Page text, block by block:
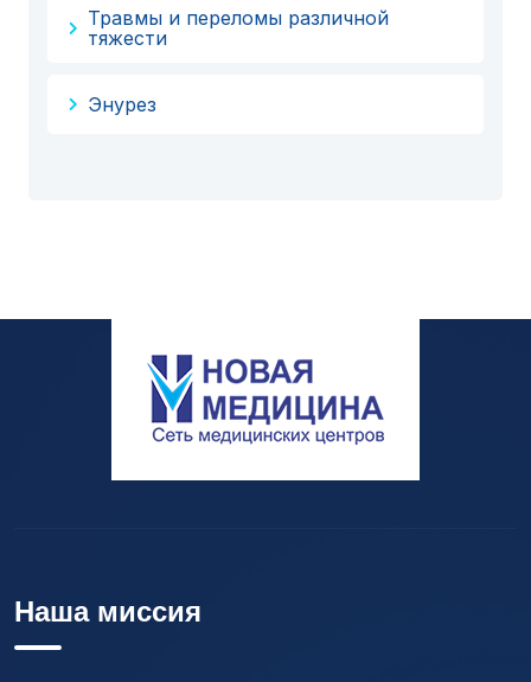
Травмы и переломы различной
тяжести
Энурез
Наша миссия